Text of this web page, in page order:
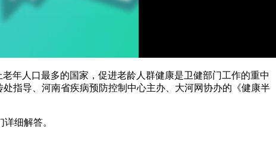
年人口最多的国家，促进老龄人群健康是卫健部门工作的重中
指导、河南省疾病预防控制中心主办、大河网协办的《健康半
细解答。